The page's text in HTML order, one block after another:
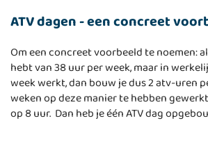
ATV dagen - een concreet
Om een concreet voorbeeld te noemen:
hebt van 38 uur per week, maar in
week werkt, dan bouw je dus 2 atv-uren
weken op deze manier te hebben
op 8 uur. Dan heb je één ATV dag